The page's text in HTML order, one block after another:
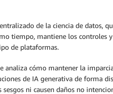
de la ciencia de datos,
tiempo, mantiene los controles
de plataformas.
analiza cómo mantener la
de IA generativa de forma
ni causen daños no